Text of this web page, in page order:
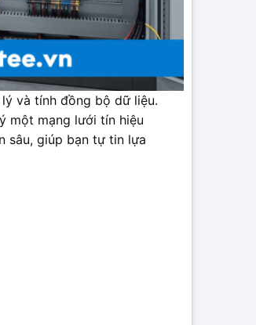
và tính đồng bộ dữ liệu.
một mạng lưới tín hiệu
sâu, giúp bạn tự tin lựa